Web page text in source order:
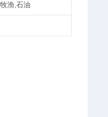
渔,石油